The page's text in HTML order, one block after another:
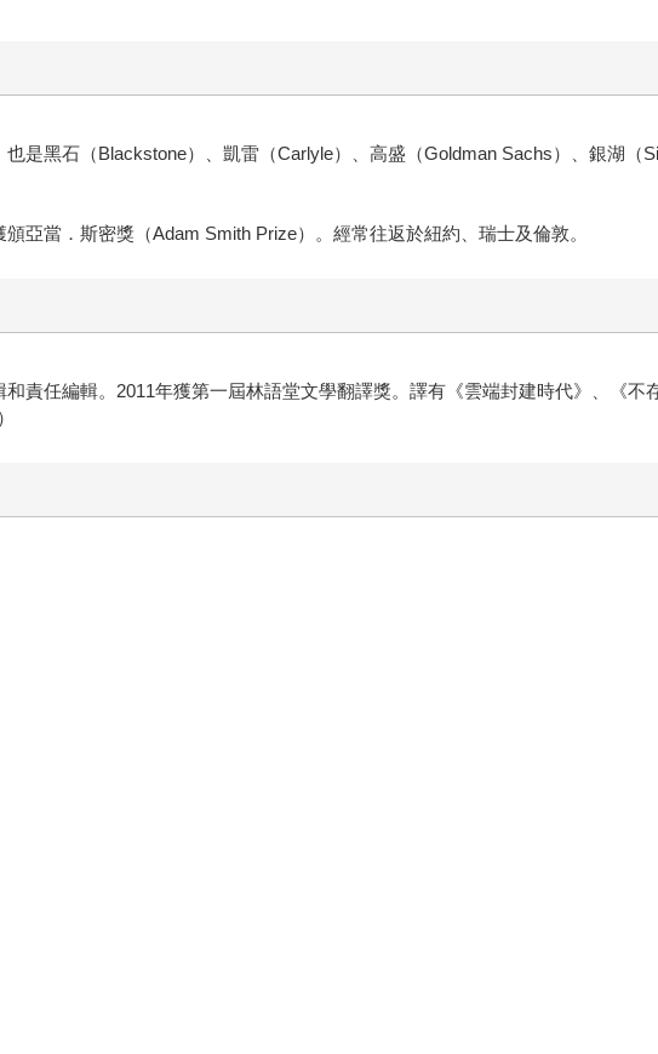
是黑石（Blackstone）、凱雷（Carlyle）、高盛（Goldman Sachs）、銀湖（
亞當．斯密獎（Adam Smith Prize）。經常往返於紐約、瑞士及倫敦。
責任編輯。2011年獲第一屆林語堂文學翻譯獎。譯有《雲端封建時代》、《不